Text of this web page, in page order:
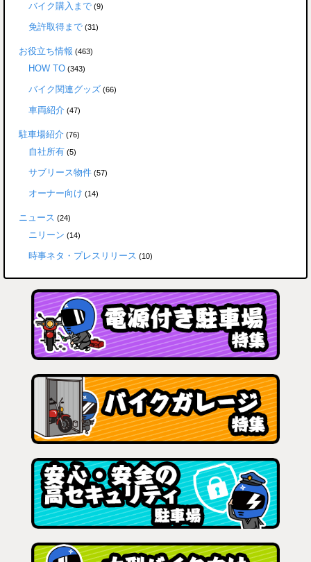
バイク購入まで (9)
免許取得まで (31)
お役立ち情報 (463)
HOW TO (343)
バイク関連グッズ (66)
車両紹介 (47)
駐車場紹介 (76)
自社所有 (5)
サブリース物件 (57)
オーナー向け (14)
ニュース (24)
ニリーン (14)
時事ネタ・プレスリリース (10)